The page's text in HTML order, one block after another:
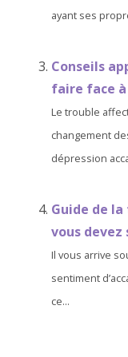
ayant ses
Conseils
faire face
Le trouble
changement
dépression
Guide de
vous devez
Il vous arrive
sentiment
ce...